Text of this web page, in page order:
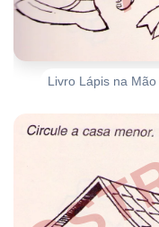
Livro Lápis na